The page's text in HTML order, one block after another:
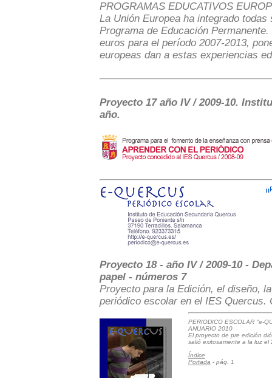
PROGRAMAS EDUCATIVOS
La Unión Europea ha integrado
Programa de Educación
euros para el período 2007-2013,
europeas dan a estas experiencias
Proyecto 17 año IV / 2009-10.
año.
Proyecto 18 - año IV / 2009-10 -
papel - números 7
Proyecto para la Edición, el diseño,
periódico escolar en el IES Quercus.
PERIODICO ESCOLAR "e-
ANUARIO 2010
El proyecto de pre edición
salió exitosamente a la luz
Índice
Portada - pág. 1